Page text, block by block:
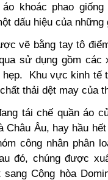
khoác phao
dấu hiệu của những
vẽ bằng tay tô
sử dụng gồm
hẹp. Khu vực kinh tế
thải dệt may của
tái chế quần áo
Âu, hay hầu
công nhân phân
đó, chúng được
Cộng hòa